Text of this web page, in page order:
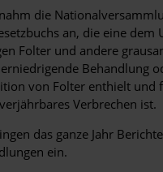
die
an, die eine dem
Folter und andere
Behandlung
von Folter enthielt und
Verbrechen ist.
das ganze Jahr
ein.